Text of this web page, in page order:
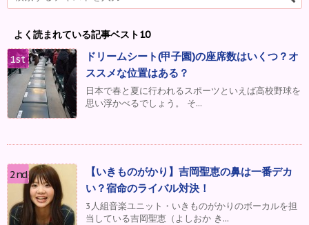
よく読まれている記事ベスト10
ドリームシート(甲子園)の座席数はいくつ？オ
ススメな位置はある？
日本で春と夏に行われるスポーツといえば高校野球を
思い浮かべるでしょう。 そ...
【いきものがかり】吉岡聖恵の鼻は一番デカ
い？宿命のライバル対決！
3人組音楽ユニット・いきものがかりのボーカルを担
当している吉岡聖恵（よしおか き...